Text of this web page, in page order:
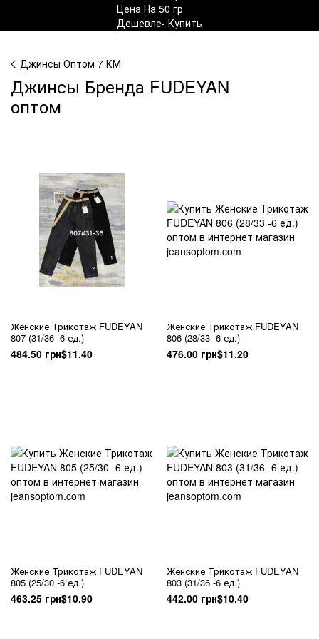
Джинсы Оптом 7 КМ
Джинсы Бренда FUDEYAN
оптом
Женские Трикотаж FUDEYAN
807 (31/36 -6 ед.)
484.50 грн$11.40
Женские Трикотаж FUDEYAN
806 (28/33 -6 ед.)
476.00 грн$11.20
Женские Трикотаж FUDEYAN
805 (25/30 -6 ед.)
463.25 грн$10.90
Женские Трикотаж FUDEYAN
803 (31/36 -6 ед.)
442.00 грн$10.40